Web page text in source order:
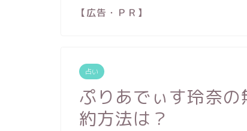
【広告・ＰＲ】
占い
ぷりあでぃす玲奈
約方法は？